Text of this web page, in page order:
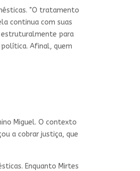
"O tratamento
continua com suas
estruturalmente para
Afinal, quem
Miguel. O contexto
a cobrar justiça, que
Enquanto Mirtes